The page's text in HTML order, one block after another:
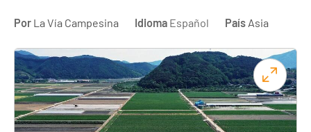
Por La Vía Campesina Idioma Español País Asia